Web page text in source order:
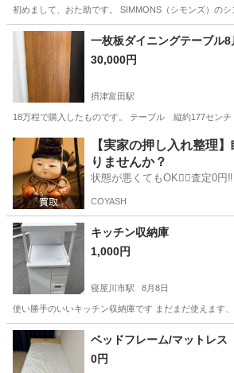
初めまして、おた助です。 SIMMONS（シモンズ）の
大阪 堺市 鳳駅 ベッド
一枚板ダイニングテーブル
30,000円
摂津富田駅
18万程で購入したものです。 テーブル 縦約177セン
大阪 高槻市 摂津富田駅 テーブル
【実家の押し入れ整理
りませんか？
状態が悪くてもOK🙆‍♀️査定0円‼️
COYASH
キッチン収納庫
1,000円
寝屋川市駅 8月8日
使い勝手のいいキッチン収納庫です まだまだ使えます
大阪 寝屋川市 寝屋川市駅 収納家具
ベッドフレーム/マットレス
0円